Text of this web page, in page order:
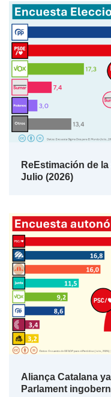
ReEstimación de
Julio (2026)
Aliança Catalana
Parlament